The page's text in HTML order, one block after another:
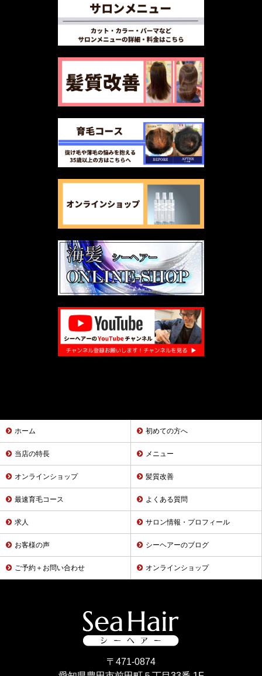
ホーム 初めての方へ
当店の特長 メニュー
オンラインショップ 髪質改善
最速育毛コース よくある質問
求人 サロン情報・プロフィール
お客様の声 シーヘアーのブログ
ご予約＋お問い合わせ オンラインショップ
〒471-0874